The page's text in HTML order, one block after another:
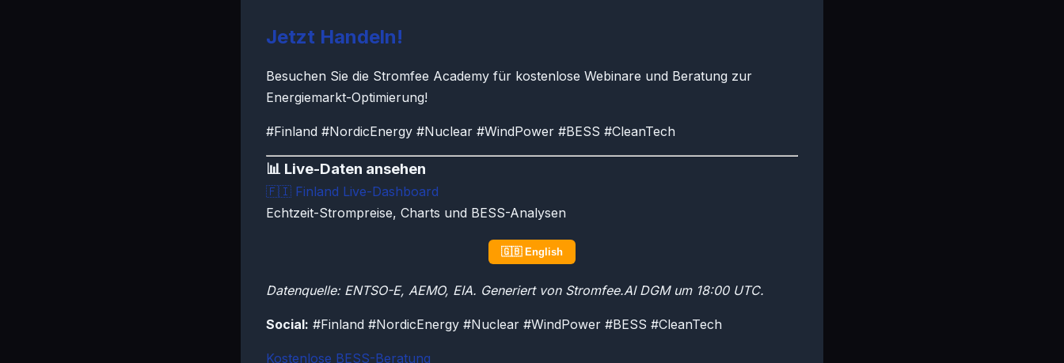
Jetzt Handeln!
Besuchen Sie die Stromfee Academy für kostenlose Webinare und Beratung zur
Energiemarkt-Optimierung!
#Finland #NordicEnergy #Nuclear #WindPower #BESS #CleanTech
📊 Live-Daten ansehen
🇫🇮 Finland Live-Dashboard
Echtzeit-Strompreise, Charts und BESS-Analysen
🇬🇧 English
Datenquelle: ENTSO-E, AEMO, EIA. Generiert von Stromfee.AI DGM um 18:00 UTC.
Social: #Finland #NordicEnergy #Nuclear #WindPower #BESS #CleanTech
Kostenlose BESS-Beratung